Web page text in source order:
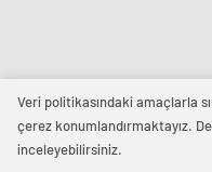
Veri politikasındaki amaçlarla
çerez konumlandırmaktayız.
inceleyebilirsiniz.